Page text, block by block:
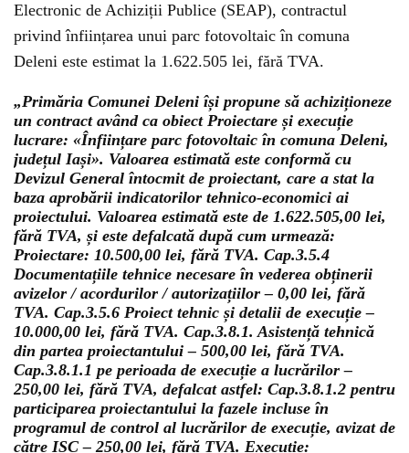
Electronic de Achiziții Publice (SEAP), contractul
privind înființarea unui parc fotovoltaic în comuna
Deleni este estimat la 1.622.505 lei, fără TVA.
„Primăria Comunei Deleni își propune să achiziționeze
un contract având ca obiect Proiectare și execuție
lucrare: «Înființare parc fotovoltaic în comuna Deleni,
județul Iași». Valoarea estimată este conformă cu
Devizul General întocmit de proiectant, care a stat la
baza aprobării indicatorilor tehnico-economici ai
proiectului. Valoarea estimată este de 1.622.505,00 lei,
fără TVA, și este defalcată după cum urmează:
Proiectare: 10.500,00 lei, fără TVA. Cap.3.5.4
Documentațiile tehnice necesare în vederea obținerii
avizelor / acordurilor / autorizațiilor – 0,00 lei, fără
TVA. Cap.3.5.6 Proiect tehnic și detalii de execuție –
10.000,00 lei, fără TVA. Cap.3.8.1. Asistență tehnică
din partea proiectantului – 500,00 lei, fără TVA.
Cap.3.8.1.1 pe perioada de execuție a lucrărilor –
250,00 lei, fără TVA, defalcat astfel: Cap.3.8.1.2 pentru
participarea proiectantului la fazele incluse în
programul de control al lucrărilor de execuție, avizat de
către ISC – 250,00 lei, fără TVA. Execuție: